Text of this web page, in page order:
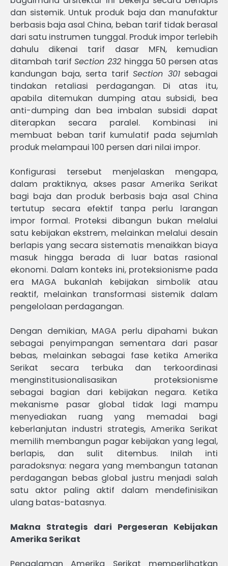
dan sistemik. Untuk produk baja dan manufaktur
berbasis baja asal China, beban tarif tidak berasal
dari satu instrumen tunggal. Produk impor terlebih
dahulu dikenai tarif dasar MFN, kemudian
ditambah tarifSection 232 hingga 50 persen atas
kandungan baja, serta tarif Section 301sebagai
tindakan retaliasi perdagangan. Di atas itu,
apabila ditemukan dumping atau subsidi, bea
anti-dumping dan bea imbalan subsidi dapat
diterapkan secara paralel. Kombinasi ini
membuat beban tarif kumulatif pada sejumlah
produk melampaui 100 persen dari nilai impor.
Konfigurasi tersebut menjelaskan mengapa,
dalam praktiknya, akses pasar Amerika Serikat
bagi baja dan produk berbasis baja asal China
tertutup secara efektif tanpa perlu larangan
impor formal. Proteksi dibangun bukan melalui
satu kebijakan ekstrem, melainkan melalui desain
berlapis yang secara sistematis menaikkan biaya
masuk hingga berada di luar batas rasional
ekonomi. Dalam konteks ini, proteksionisme pada
era MAGA bukanlah kebijakan simbolik atau
reaktif, melainkan transformasi sistemik dalam
pengelolaan perdagangan.
Dengan demikian, MAGA perlu dipahami bukan
sebagai penyimpangan sementara dari pasar
bebas, melainkan sebagai fase ketika Amerika
Serikat secara terbuka dan terkoordinasi
menginstitusionalisasikan proteksionisme
sebagai bagian dari kebijakan negara. Ketika
mekanisme pasar global tidak lagi mampu
menyediakan ruang yang memadai bagi
keberlanjutan industri strategis, Amerika Serikat
memilih membangun pagar kebijakan yang legal,
berlapis, dan sulit ditembus. Inilah inti
paradoksnya: negara yang membangun tatanan
perdagangan bebas global justru menjadi salah
satu aktor paling aktif dalam mendefinisikan
ulang batas-batasnya.
Makna Strategis dari Pergeseran Kebijakan
Amerika Serikat